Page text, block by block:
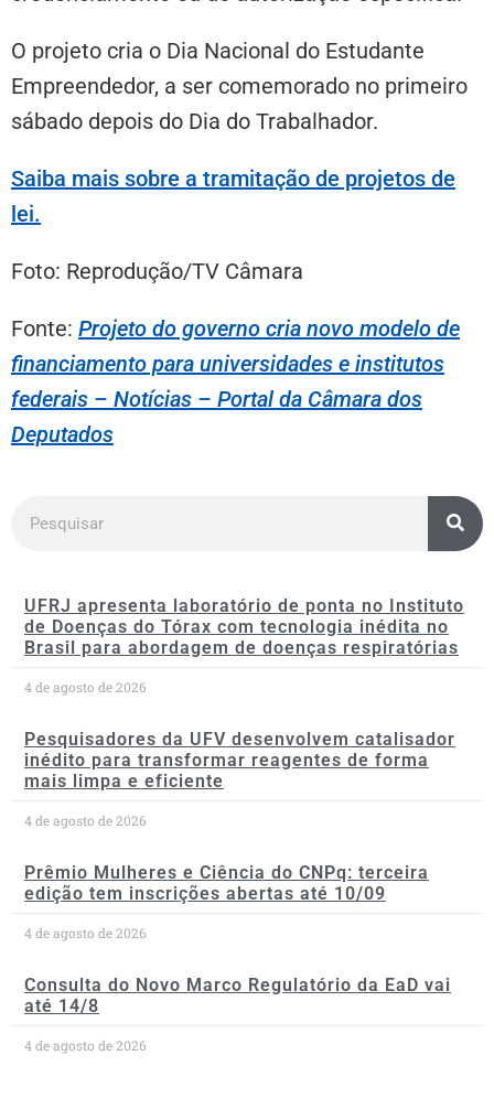
O projeto cria o Dia Nacional do Estudante
Empreendedor, a ser comemorado no primeiro
sábado depois do Dia do Trabalhador.
Saiba mais sobre a tramitação de projetos de
lei.
Foto: Reprodução/TV Câmara
Fonte: Projeto do governo cria novo modelo de
financiamento para universidades e institutos
federais – Notícias – Portal da Câmara dos
Deputados
UFRJ apresenta laboratório de ponta no Instituto
de Doenças do Tórax com tecnologia inédita no
Brasil para abordagem de doenças respiratórias
4 de agosto de 2026
Pesquisadores da UFV desenvolvem catalisador
inédito para transformar reagentes de forma
mais limpa e eficiente
4 de agosto de 2026
Prêmio Mulheres e Ciência do CNPq: terceira
edição tem inscrições abertas até 10/09
4 de agosto de 2026
Consulta do Novo Marco Regulatório da EaD vai
até 14/8
4 de agosto de 2026